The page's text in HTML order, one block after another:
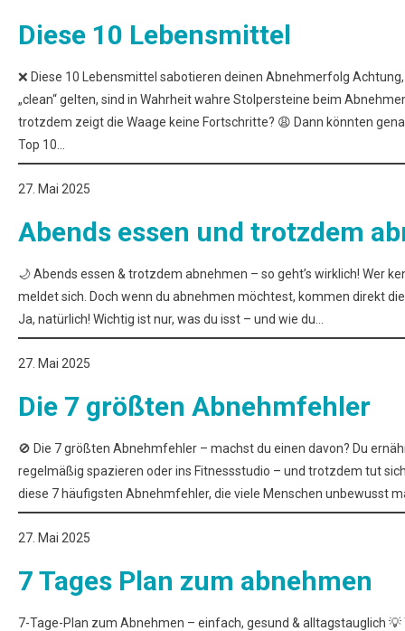
Diese 10 Lebensmittel
❌ Diese 10 Lebensmittel sabotieren deinen Abnehmerfolg
„clean“ gelten, sind in Wahrheit wahre Stolpersteine beim
trotzdem zeigt die Waage keine Fortschritte? 😩 Dann könnten
Top 10…
27. Mai 2025
Abends essen und trotzdem
🌙 Abends essen & trotzdem abnehmen – so geht’s wirklich! Wer
meldet sich. Doch wenn du abnehmen möchtest, kommen direkt
Ja, natürlich! Wichtig ist nur, was du isst – und wie du…
27. Mai 2025
Die 7 größten Abnehmfehler
🚫 Die 7 größten Abnehmfehler – machst du einen davon? Du
regelmäßig spazieren oder ins Fitnessstudio – und trotzdem tut
diese 7 häufigsten Abnehmfehler, die viele Menschen unbewusst
27. Mai 2025
7 Tages Plan zum abnehmen
7-Tage-Plan zum Abnehmen – einfach, gesund & alltagstauglich